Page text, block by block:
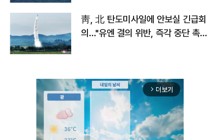
靑, 北 탄도미사일에 안보실 긴급회
의…"유엔 결의 위반, 즉각 중단 촉
arrow_forward_ios 더보기